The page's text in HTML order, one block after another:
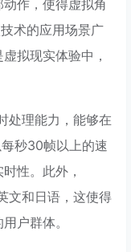
作，使得虚拟角
术的应用场景广
拟现实体验中，
处理能力，能够在
秒30帧以上的速
性。此外，
文和日语，这使得
户群体。